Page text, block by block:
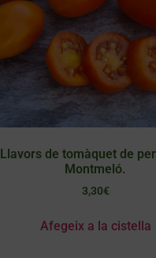
Llavors de tomàquet de
Montmeló.
3,30€
Afegeix a la cistella